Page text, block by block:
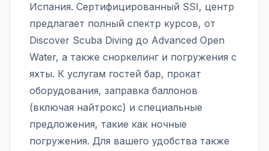
Испания. Сертифицированный SSI, центр
предлагает полный спектр курсов, от
Discover Scuba Diving до Advanced Open
Water, а также сноркелинг и погружения с
яхты. К услугам гостей бар, прокат
оборудования, заправка баллонов
(включая найтрокс) и специальные
предложения, такие как ночные
погружения. Для вашего удобства также